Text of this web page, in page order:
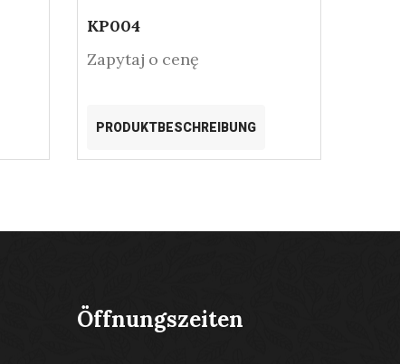
KP004
Zapytaj o cenę
PRODUKTBESCHREIBUNG
Öffnungszeiten